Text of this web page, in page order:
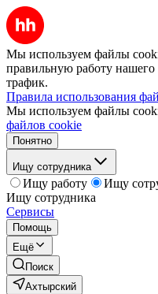
Мы используем файлы
правильную работу нашего
трафик.
Правила использования
Мы используем файлы
файлов cookie
Понятно
Ищу сотрудника
Ищу работу
Ищу
Ищу сотрудника
Сервисы
Помощь
Ещё
Поиск
Ахтырский